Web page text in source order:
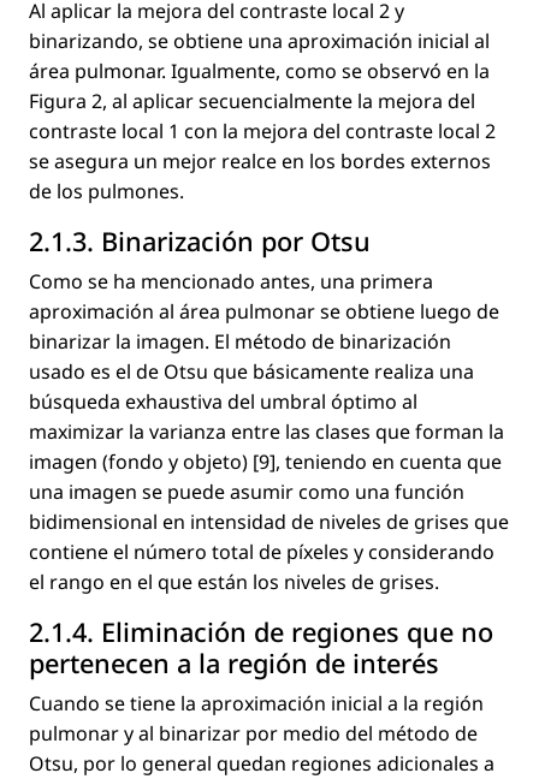
Al aplicar la mejora del contraste local 2 y
binarizando, se obtiene una aproximación inicial al
área pulmonar. Igualmente, como se observó en la
Figura 2, al aplicar secuencialmente la mejora del
contraste local 1 con la mejora del contraste local 2
se asegura un mejor realce en los bordes externos
de los pulmones.
2.1.3. Binarización por Otsu
Como se ha mencionado antes, una primera
aproximación al área pulmonar se obtiene luego de
binarizar la imagen. El método de binarización
usado es el de Otsu que básicamente realiza una
búsqueda exhaustiva del umbral óptimo al
maximizar la varianza entre las clases que forman la
imagen (fondo y objeto) [9], teniendo en cuenta que
una imagen se puede asumir como una función
bidimensional en intensidad de niveles de grises que
contiene el número total de píxeles y considerando
el rango en el que están los niveles de grises.
2.1.4. Eliminación de regiones que no
pertenecen a la región de interés
Cuando se tiene la aproximación inicial a la región
pulmonar y al binarizar por medio del método de
Otsu, por lo general quedan regiones adicionales a